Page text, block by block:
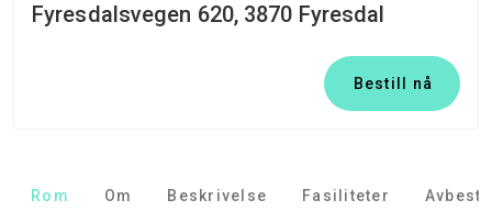
Fyresdalsvegen 620, 3870 Fyresdal
Bestill nå
Rom Om Beskrivelse Fasiliteter